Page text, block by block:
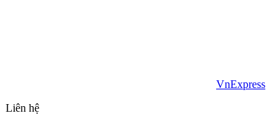
VnExpress
Liên hệ